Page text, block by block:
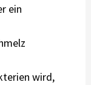
ein
wird,